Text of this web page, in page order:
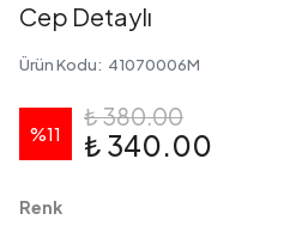
Cep Detaylı
Ürün Kodu: 41070006M
%11
₺ 380.00
₺ 340.00
Renk